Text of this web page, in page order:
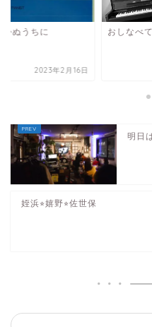
かぬうちに
2023年2月16日
おしなべ
明日
姪浜⭐︎嬉野⭐︎佐世保